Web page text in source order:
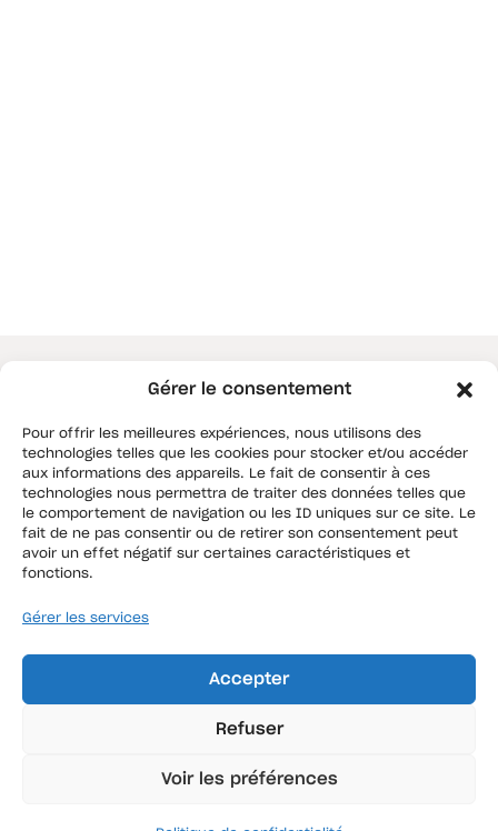
Gérer le consentement
Pour offrir les meilleures expériences, nous utilisons des
technologies telles que les cookies pour stocker et/ou accéder
aux informations des appareils. Le fait de consentir à ces
technologies nous permettra de traiter des données telles que
le comportement de navigation ou les ID uniques sur ce site. Le
fait de ne pas consentir ou de retirer son consentement peut
avoir un effet négatif sur certaines caractéristiques et
fonctions.
Gérer les services
Accepter
Refuser
Voir les préférences
Agence Ile de France
13, avenue Gabriel Péri
Nos solutions d’assurances
Pour les entreprises